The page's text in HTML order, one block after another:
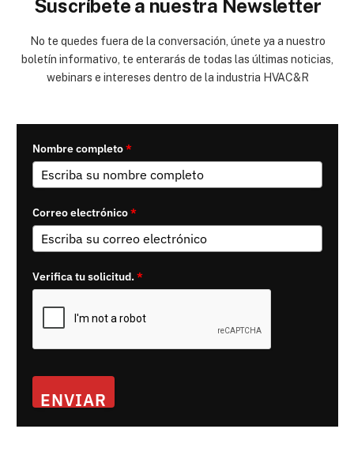
Suscríbete a nuestra Newsletter
No te quedes fuera de la conversación, únete ya a nuestro
boletín informativo, te enterarás de todas las últimas noticias,
webinars e intereses dentro de la industria HVAC&R
Nombre completo*
Correo electrónico*
Verifica tu solicitud.*
ENVIAR